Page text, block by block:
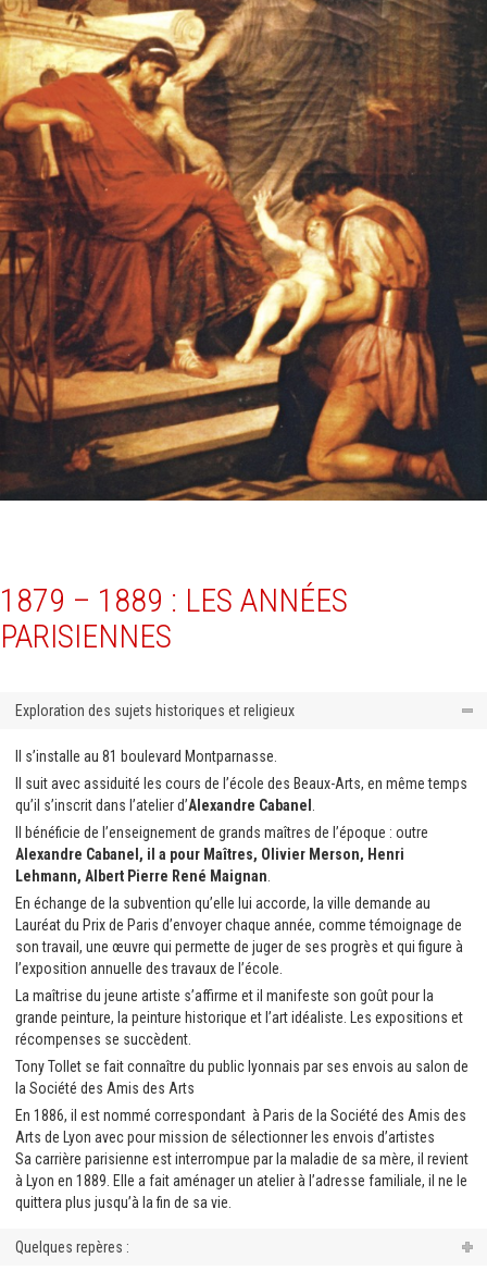
1879 – 1889 : LES ANNÉES
PARISIENNES
Exploration des sujets historiques et religieux
Il s’installe au 81 boulevard Montparnasse.
Il suit avec assiduité les cours de l’école des Beaux-Arts, en même temps
qu’il s’inscrit dans l’atelier d’Alexandre Cabanel
Il bénéficie de l’enseignement de grands maîtres de l’époque : outre
Alexandre Cabanel, il a pour Maîtres, Olivier Merson, Henri
Lehmann, Albert Pierre René Maignan
En échange de la subvention qu’elle lui accorde, la ville demande au
Lauréat du Prix de Paris d’envoyer chaque année, comme témoignage de
son travail, une œuvre qui permette de juger de ses progrès et qui figure à
l’exposition annuelle des travaux de l’école.
La maîtrise du jeune artiste s’affirme et il manifeste son goût pour la
grande peinture, la peinture historique et l’art idéaliste. Les expositions et
récompenses se succèdent.
Tony Tollet se fait connaître du public lyonnais par ses envois au salon de
la Société des Amis des Arts
En 1886, il est nommé correspondant à Paris de la Société des Amis des
Arts de Lyon avec pour mission de sélectionner les envois d’artistes
Sa carrière parisienne est interrompue par la maladie de sa mère, il revient
à Lyon en 1889. Elle a fait aménager un atelier à l’adresse familiale, il ne le
quittera plus jusqu’à la fin de sa vie.
Quelques repères :